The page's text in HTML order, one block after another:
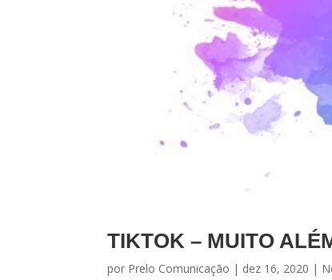
TIKTOK – MUITO
por Prelo Comunicação | dez 16, 2020 |